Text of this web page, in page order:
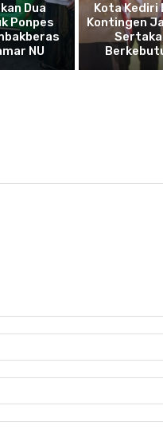
Dua
Ponpes
NU
Kota
Kontingen